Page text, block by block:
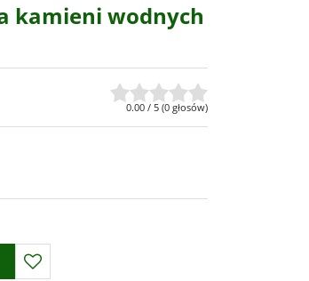
kamieni wodnych
0.00 / 5 (0 głosów)